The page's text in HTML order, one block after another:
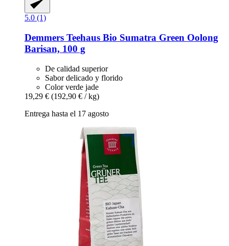
5.0 (1)
Demmers Teehaus Bio Sumatra Green Oolong
Barisan, 100 g
De calidad superior
Sabor delicado y florido
Color verde jade
19,29 € (192,90 € / kg)
Entrega hasta el 17 agosto